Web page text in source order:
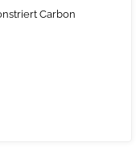
Carbon